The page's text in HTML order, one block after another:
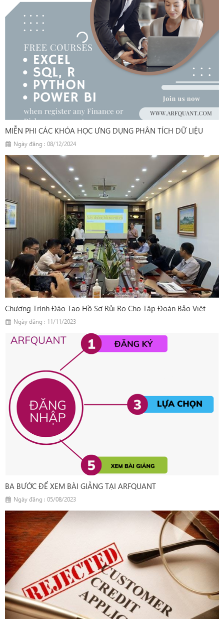
MIỄN PHI CÁC KHÓA HỌC ƯNG DỤNG PHÂN TÍCH DỮ LIỆU
Ngày đăng : 08/12/2024
Chương Trình Đào Tạo Hồ Sơ Rủi Ro Cho Tập Đoàn Bảo Việt
Ngày đăng : 11/11/2023
BA BƯỚC ĐỂ XEM BÀI GIẢNG TẠI ARFQUANT
Ngày đăng : 05/08/2023